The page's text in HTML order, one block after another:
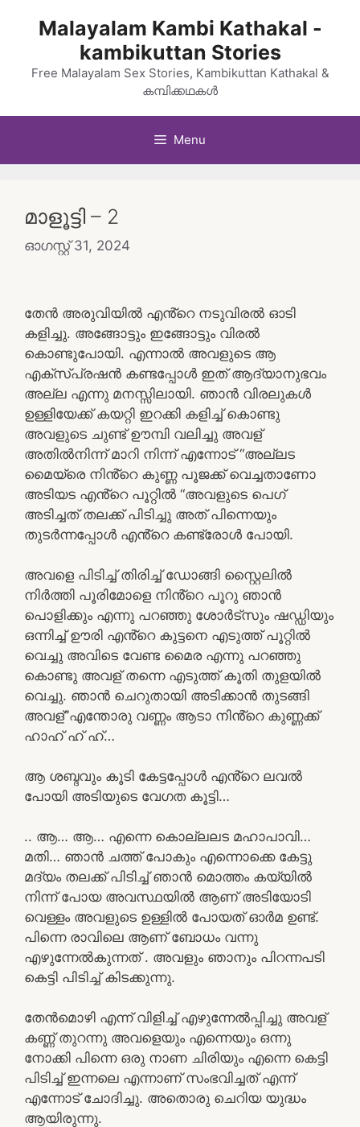
Malayalam Kambi Kathakal -
kambikuttan Stories
Free Malayalam Sex Stories, Kambikuttan Kathakal &
കമ്പിക്കഥകൾ
Menu
മാളൂട്ടി – 2
ഓഗസ്റ്റ്‌ 31, 2024
തേൻ അരുവിയിൽ എൻ്റെ നടുവിരൽ ഓടി
കളിച്ചു. അങ്ങോട്ടും ഇങ്ങോട്ടും വിരൽ
കൊണ്ടുപോയി. എന്നാൽ അവളുടെ ആ
എക്സ്പ്രഷൻ കണ്ടപ്പോൾ ഇത് ആദ്യാനുഭവം
അല്ല എന്നു മനസ്സിലായി. ഞാൻ വിരലുകൾ
ഉള്ളിയേക്ക് കയറ്റി ഇറക്കി കളിച്ച് കൊണ്ടു
അവളുടെ ചുണ്ട് ഊമ്പി വലിച്ചു അവള്
അതിൽനിന്ന് മാറി നിന്ന് എന്നോട് “അല്ലട
മൈയ്രെ നിൻ്റെ കുണ്ണ പൂജക്ക് വെച്ചതാണോ
അടിയട എൻ്റെ പൂറ്റിൽ “അവളുടെ പെഗ്
അടിച്ചത് തലക്ക് പിടിച്ചു അത് പിന്നെയും
തുടർന്നപ്പോൾ എൻ്റെ കണ്ട്രോൾ പോയി.
അവളെ പിടിച്ച് തിരിച്ച് ഡോങ്ങി സ്റ്റൈലിൽ
നിർത്തി പൂരിമോളെ നിൻ്റെ പൂറു ഞാൻ
പൊളിക്കും എന്നു പറഞ്ഞു ശോർട്സും ഷഡ്ഡിയും
ഒന്നിച്ച് ഊരി എൻ്റെ കുട്ടനെ എടുത്ത് പൂറ്റിൽ
വെച്ചു അവിടെ വേണ്ട മൈര എന്നു പറഞ്ഞു
കൊണ്ടു അവള് തന്നെ എടുത്ത് കൂതി തുളയിൽ
വെച്ചു. ഞാൻ ചെറുതായി അടിക്കാൻ തുടങ്ങി
അവള്”എന്തോരു വണ്ണം ആടാ നിൻ്റെ കുണ്ണക്ക്
ഹാഹ് ഹ് ഹ്…
ആ ശബ്ദവും കൂടി കേട്ടപ്പോൾ എൻ്റെ ലവൽ
പോയി അടിയുടെ വേഗത കൂട്ടി…
.. ആ… ആ… എന്നെ കൊല്ലലട മഹാപാവി…
മതി… ഞാൻ ചത്ത് പോകും എന്നൊക്കെ കേട്ടു
മദ്യം തലക്ക് പിടിച്ച് ഞാൻ മൊത്തം കയ്യിൽ
നിന്ന് പോയ അവസ്ഥയിൽ ആണ് അടിയോടി
വെള്ളം അവളുടെ ഉള്ളിൽ പോയത് ഓർമ ഉണ്ട്.
പിന്നെ രാവിലെ ആണ് ബോധം വന്നു
എഴുന്നേൽകുന്നത് . അവളും ഞാനും പിറന്നപടി
കെട്ടി പിടിച്ച് കിടക്കുന്നു.
തേൻമൊഴി എന്ന് വിളിച്ച് എഴുന്നേൽപ്പിച്ചു അവള്
കണ്ണ് തുറന്നു അവളെയും എന്നെയും ഒന്നു
നോക്കി പിന്നെ ഒരു നാണ ചിരിയും എന്നെ കെട്ടി
പിടിച്ച് ഇന്നലെ എന്നാണ് സംഭവിച്ചത് എന്ന്
എന്നോട് ചോദിച്ചു. അതൊരു ചെറിയ യുദ്ധം
ആയിരുന്നു.